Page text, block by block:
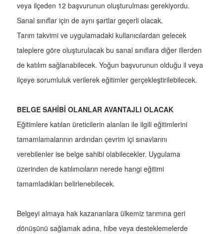
veya ilçeden 12 başvurunun oluşturulması gerekiyordu.
Sanal sınıflar için de aynı şartlar geçerli olacak.
Tarım takvimi ve uygulamadaki kullanıcılardan gelecek
taleplere göre oluşturulacak bu sanal sınıflara diğer illerden
de katılım sağlanabilecek. Yoğun başvurunun olduğu il veya
ilçeye sorumluluk verilerek eğitimler gerçekleştirilebilecek.
BELGE SAHİBİ OLANLAR AVANTAJLI OLACAK
Eğitimlere katılan üreticilerin alanları ile ilgili eğitimlerini
tamamlamalarının ardından çevrim içi sınavlarını
verebilenler ise belge sahibi olabilecekler. Uygulama
üzerinden de katılımcıların nerede hangi eğitimi
tamamladıkları belirlenebilecek.
Belgeyi almaya hak kazananlara ülkemiz tarımına geri
dönüşünü sağlamak adına, hibe veya desteklemelerde